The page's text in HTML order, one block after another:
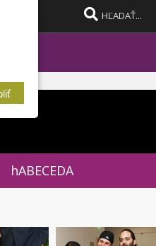
hABECEDA